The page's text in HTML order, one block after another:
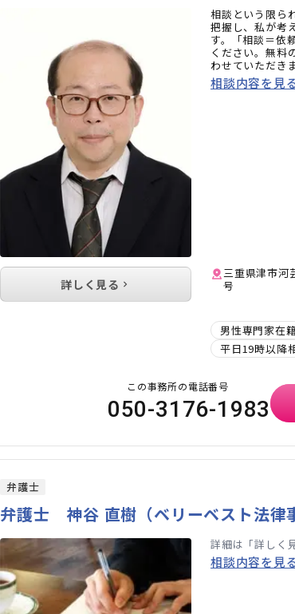
相談という限ら
把握し、私が考
す。「相談＝依
ください。無料
わせていただきま
相談内容を見
三重県津市河
号
男性専門家在
平日19時以降
詳しく見る
この事務所の電話番号
050-3176-1983
弁護士
弁護士 神谷 直樹（ベリーベスト法律
詳細は「詳しく
相談内容を見